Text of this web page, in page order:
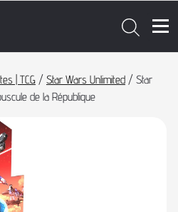
| TCG / Star Wars Unlimited / Star
de la République